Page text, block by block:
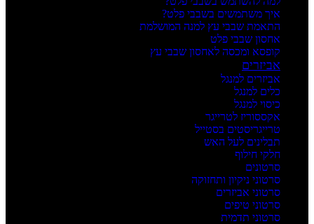
איך משתמשים בשבבי פלט?
התאמת שבבי עץ למנה המושלמת
אחסון שבבי פלט
קופסא ומכסה לאחסון שבבי עץ
אביזרים
אביזרים למנגל
כלים למנגל
כיסוי למנגל
אקססוריז לטרייגר
טרייגריסטים בסטייל
תבלינים לעל האש
חלקי חילוף
סרטונים
סרטוני ניקיון ותחזוקה
סרטוני אביזרים
סרטוני טיפים
סרטוני תדמית